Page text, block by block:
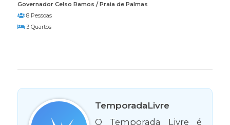
Governador Celso Ramos / Praia de Palmas
8 Pessoas
3 Quartos
TemporadaLivre
O Temporada Livre é